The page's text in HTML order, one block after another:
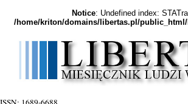
Notice: Undefined index:
/home/kriton/domains/libertas.pl/